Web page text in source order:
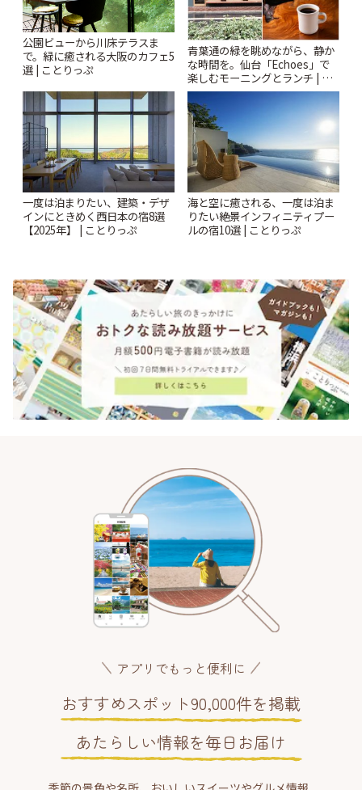
公園ビューから川床テラスま
で。緑に癒される大阪のカフェ5
選 | ことりっぷ
青葉通の緑を眺めながら、静か
な時間を。仙台「Echoes」で
楽しむモーニングとランチ | こ
とりっぷ
一度は泊まりたい、建築・デザ
インにときめく西日本の宿8選
【2025年】 | ことりっぷ
海と空に癒される、一度は泊ま
りたい絶景インフィニティプー
ルの宿10選 | ことりっぷ
アプリでもっと便利に
おすすめスポット90,000件を掲載
あたらしい情報を毎日お届け